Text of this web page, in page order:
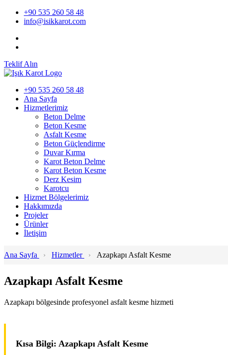
+90 535 260 58 48
info@isikkarot.com
Teklif Alın
+90 535 260 58 48
Ana Sayfa
Hizmetlerimiz
Beton Delme
Beton Kesme
Asfalt Kesme
Beton Güçlendirme
Duvar Kırma
Karot Beton Delme
Karot Beton Kesme
Derz Kesim
Karotcu
Hizmet Bölgelerimiz
Hakkımızda
Projeler
Ürünler
İletişim
Ana Sayfa › Hizmetler › Azapkapı Asfalt Kesme
Azapkapı Asfalt Kesme
Azapkapı bölgesinde profesyonel asfalt kesme hizmeti
Kısa Bilgi: Azapkapı Asfalt Kesme